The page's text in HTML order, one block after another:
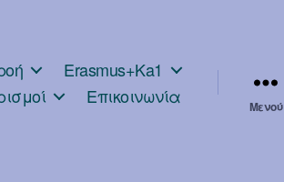
Erasmus+Ka1
Επικοινωνία Μενού